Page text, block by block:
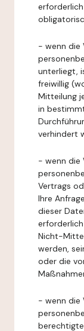
- wenn die
unterliegt,
freiwillig
Mitteilung
in
verhindert
- wenn die
Vertrags
Ihre
dieser
Nicht-
werden,
oder die
- wenn die